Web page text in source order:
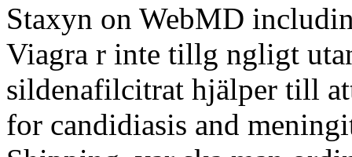
Staxyn on WebMD
Viagra r inte tillg ngligt
sildenafilcitrat hjälper till
for candidiasis and